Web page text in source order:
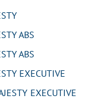
ABS
ABS
EXECUTIVE
EXECUTIVE